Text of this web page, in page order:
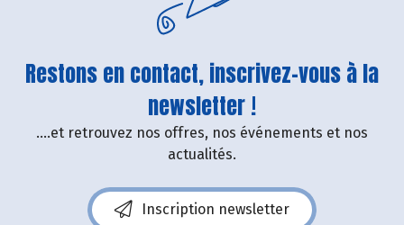
Restons en contact, inscrivez-vous à la
newsletter !
....et retrouvez nos offres, nos événements et nos
actualités.
Inscription newsletter